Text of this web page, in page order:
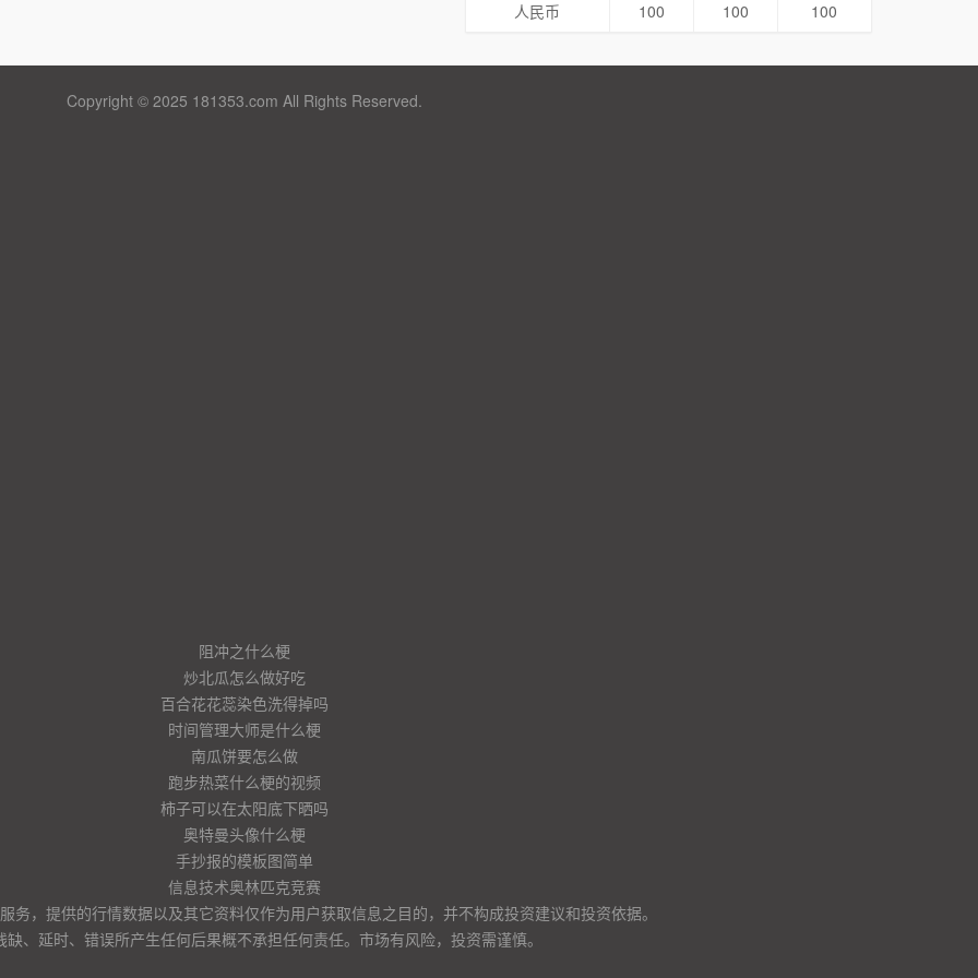
人民币 100 100 100
Copyright © 2025 181353.com All Rights Reserved.
阻冲之什么梗
炒北瓜怎么做好吃
百合花花蕊染色洗得掉吗
时间管理大师是什么梗
南瓜饼要怎么做
跑步热菜什么梗的视频
柿子可以在太阳底下晒吗
奥特曼头像什么梗
手抄报的模板图简单
信息技术奥林匹克竞赛
务，提供的行情数据以及其它资料仅作为用户获取信息之目的，并不构成投资建议和投资依据。
缺、延时、错误所产生任何后果概不承担任何责任。市场有风险，投资需谨慎。